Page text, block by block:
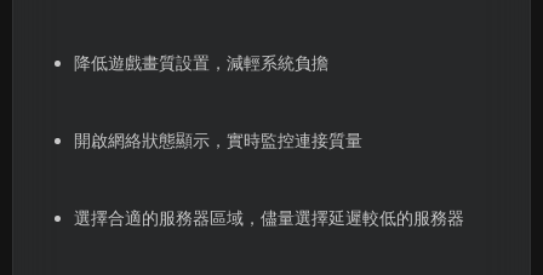
降低遊戲畫質設置，減輕系統負擔
開啟網絡狀態顯示，實時監控連接質量
選擇合適的服務器區域，儘量選擇延遲較低的服務器